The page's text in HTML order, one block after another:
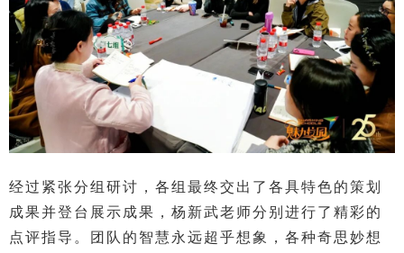
经过紧张分组研讨，各组最终交出了各具特色的策划
成果并登台展示成果，杨新武老师分别进行了精彩的
点评指导。团队的智慧永远超乎想象，各种奇思妙想